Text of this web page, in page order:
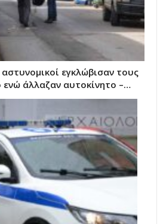
εγκλώβισαν τους
ενώ άλλαζαν αυτοκίνητο –…